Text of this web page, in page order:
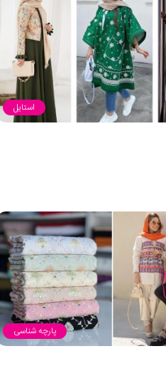
استایل
پارچه شناسی